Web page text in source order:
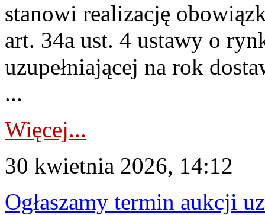
stanowi realizację
art. 34a ust. 4 ustawy o
uzupełniającej na rok
...
Więcej...
30 kwietnia 2026, 14:12
Ogłaszamy termin aukcji